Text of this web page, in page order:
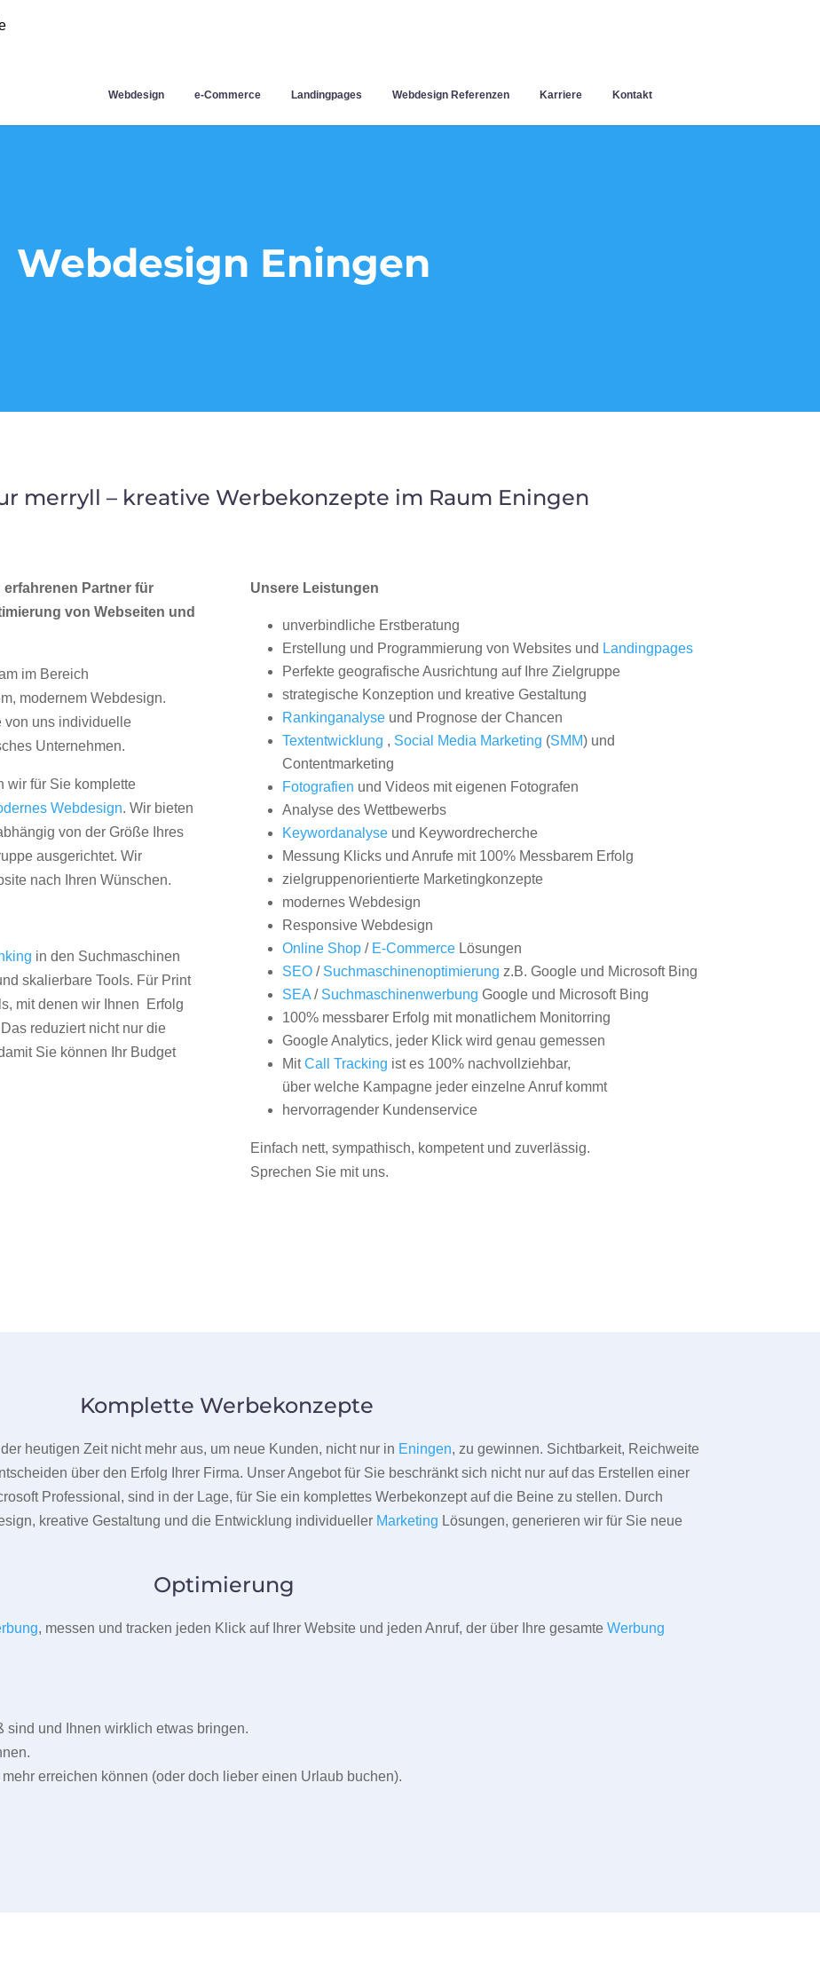
Webdesign e-Commerce Landingpages Webdesign Referenzen Karriere Kontakt
Webdesign Eningen
merryll – kreative Werbekonzepte im Raum Eningen
Partner für
von Webseiten und
im Bereich
modernem Webdesign.
von uns individuelle
Unternehmen.
wir für Sie komplette
Webdesign. Wir bieten
von der Größe Ihres
ausgerichtet. Wir
nach Ihren Wünschen.
in den Suchmaschinen
skalierbare Tools. Für Print
mit denen wir Ihnen Erfolg
reduziert nicht nur die
Sie können Ihr Budget
Unsere Leistungen
unverbindliche Erstberatung
Erstellung und Programmierung von Websites und Landingpages
Perfekte geografische Ausrichtung auf Ihre Zielgruppe
strategische Konzeption und kreative Gestaltung
Rankinganalyseund Prognose der Chancen
Textentwicklung , Social Media Marketing (SMM) und
Contentmarketing
Fotografien und Videos mit eigenen Fotografen
Analyse des Wettbewerbs
Keywordanalyseund Keywordrecherche
Messung Klicks und Anrufe mit 100% Messbarem Erfolg
zielgruppenorientierte Marketingkonzepte
modernes Webdesign
Responsive Webdesign
Online Shop/ E-CommerceLösungen
SEO/ Suchmaschinenoptimierung z.B. Google und Microsoft Bing
SEA/ Suchmaschinenwerbung Google und Microsoft Bing
100% messbarer Erfolg mit monatlichem Monitorring
Google Analytics, jeder Klick wird genau gemessen
MitCall Tracking ist es 100% nachvollziehbar,
über welche Kampagne jeder einzelne Anruf kommt
hervorragender Kundenservice
Einfach nett, sympathisch, kompetent und zuverlässig.
Sprechen Sie mit uns.
Komplette Werbekonzepte
heutigen Zeit nicht mehr aus, um neue Kunden, nicht nur in Eningen, zu gewinnen. Sichtbarkeit, Reichweite
über den Erfolg Ihrer Firma. Unser Angebot für Sie beschränkt sich nicht nur auf das Erstellen einer
Professional, sind in der Lage, für Sie ein komplettes Werbekonzept auf die Beine zu stellen. Durch
kreative Gestaltung und die Entwicklung individueller Marketing Lösungen, generieren wir für Sie neue
Optimierung
, messen und tracken jeden Klick auf Ihrer Website und jeden Anruf, der über Ihre gesamteWerbung
und Ihnen wirklich etwas bringen.
erreichen können (oder doch lieber einen Urlaub buchen).